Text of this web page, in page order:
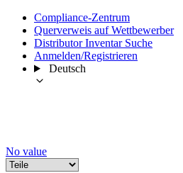
Compliance-Zentrum
Querverweis auf Wettbewerber
Distributor Inventar Suche
Anmelden/Registrieren
Deutsch
No value